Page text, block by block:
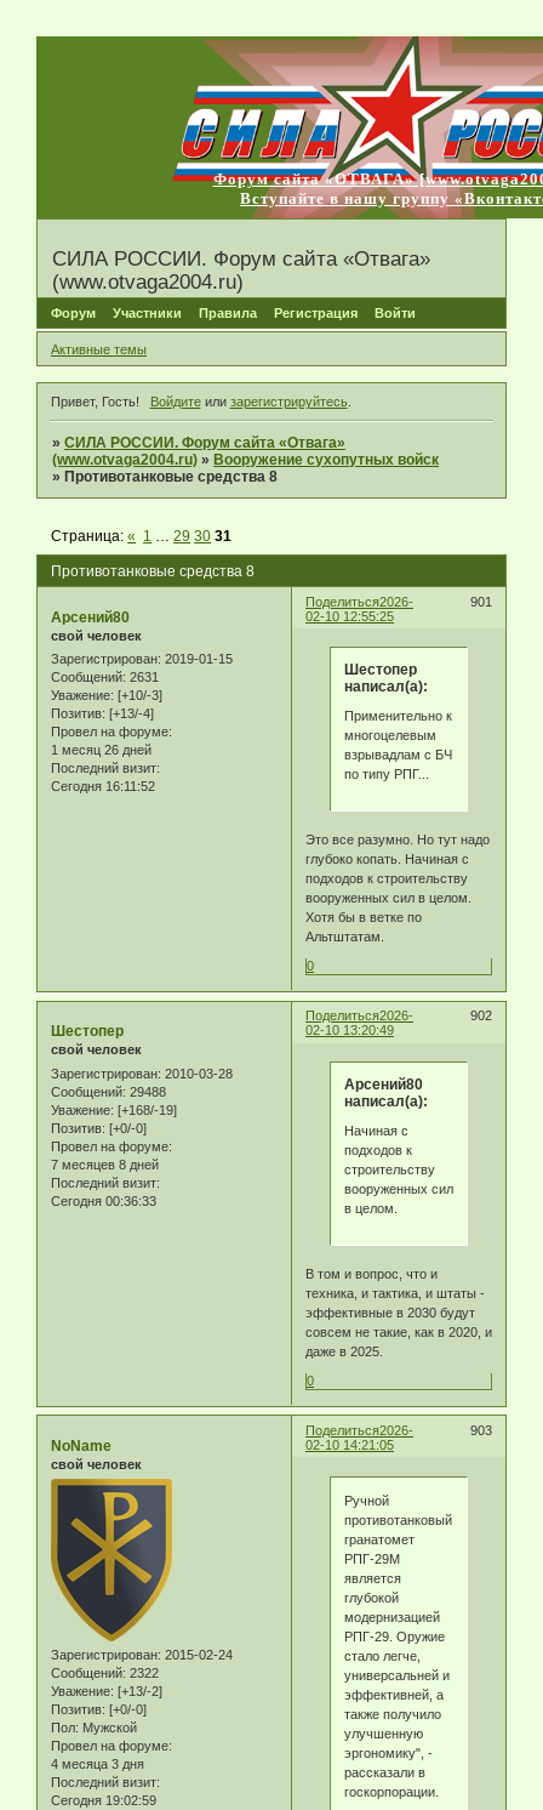
Форум сайта «ОТВАГА»
Вступайте в нашу группу
СИЛА РОССИИ. Форум сайта «Отвага»
(www.otvaga2004.ru)
Форум Участники Правила Регистрация Войти
Активные темы
Привет, Гость! Войдитеили зарегистрируйтесь.
»СИЛА РОССИИ. Форум сайта «Отвага»
(www.otvaga2004.ru) » Вооружение сухопутных войск
» Противотанковые средства 8
Противотанковые средства 8
Страница:« 1 29 30 31
Поделиться 901
2026-
02-10 12:55:25
Арсений80
свой человек
Зарегистрирован: 2019-01-15
Сообщений: 2631
Уважение: [+10/-3]
Позитив: [+13/-4]
Провел на форуме:
1 месяц 26 дней
Последний визит:
Сегодня 16:11:52
Шестопер
написал(а):
Применительно к
многоцелевым
взрывадлам с БЧ
по типу РПГ...
Это все разумно. Но тут надо
глубоко копать. Начиная с
подходов к строительству
вооруженных сил в целом.
Хотя бы в ветке по
Альтштатам.
0
Поделиться 902
2026-
02-10 13:20:49
Шестопер
свой человек
Зарегистрирован: 2010-03-28
Сообщений: 29488
Уважение: [+168/-19]
Позитив: [+0/-0]
Провел на форуме:
7 месяцев 8 дней
Последний визит:
Сегодня 00:36:33
Арсений80
написал(а):
Начиная с
подходов к
строительству
вооруженных сил
в целом.
В том и вопрос, что и
техника, и тактика, и штаты -
эффективные в 2030 будут
совсем не такие, как в 2020, и
даже в 2025.
0
Поделиться 903
2026-
02-10 14:21:05
NoName
свой человек
Зарегистрирован: 2015-02-24
Сообщений: 2322
Уважение: [+13/-2]
Позитив: [+0/-0]
Пол: Мужской
Провел на форуме:
4 месяца 3 дня
Последний визит:
Сегодня 19:02:59
Ручной
противотанковый
гранатомет
РПГ-29М
является
глубокой
модернизацией
РПГ-29. Оружие
стало легче,
универсальней и
эффективней, а
также получило
улучшенную
эргономику", -
рассказали в
госкорпорации.